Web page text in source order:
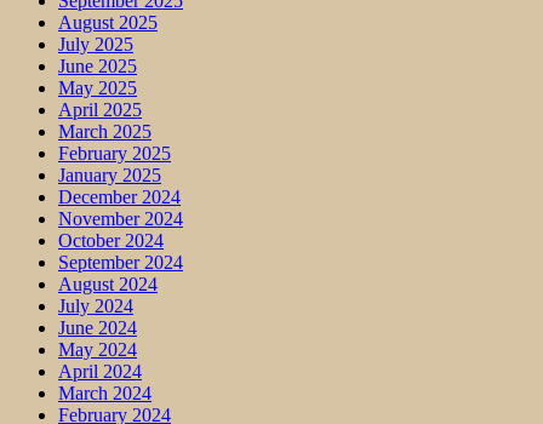
August 2025
July 2025
June 2025
May 2025
April 2025
March 2025
February 2025
January 2025
December 2024
November 2024
October 2024
September 2024
August 2024
July 2024
June 2024
May 2024
April 2024
March 2024
February 2024